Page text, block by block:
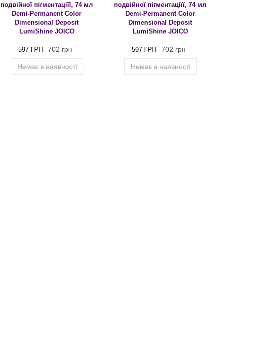
подвійної пігментаціїї, 74 мл
Demi-Permanent Color
Dimensional Deposit
LumiShine JOICO
597 ГРН 702 грн
Немає в наявності
подвійної пігментаціїї, 74 мл
Demi-Permanent Color
Dimensional Deposit
LumiShine JOICO
597 ГРН 702 грн
Немає в наявності